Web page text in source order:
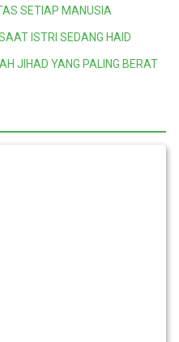
SETIAP MANUSIA
ISTRI SEDANG HAID
JIHAD YANG PALING BERAT